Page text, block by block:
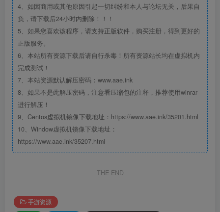
4、如因商用或其他原因引起一切纠纷和本人与论坛无关，后果自
负，请下载后24小时内删除！！！
5、如果您喜欢该程序，请支持正版软件，购买注册，得到更好的
正版服务。
6、本站所有资源下载后请自行杀毒！所有资源站长均在虚拟机内
完成测试！
7、本站资源默认解压密码：www.aae.ink
8、如果不是此解压密码，注意看压缩包的注释，推荐使用winrar
进行解压！
9、Centos虚拟机镜像下载地址：https://www.aae.ink/35201.html
10、Window虚拟机镜像下载地址：
https://www.aae.ink/35207.html
THE END
手游资源